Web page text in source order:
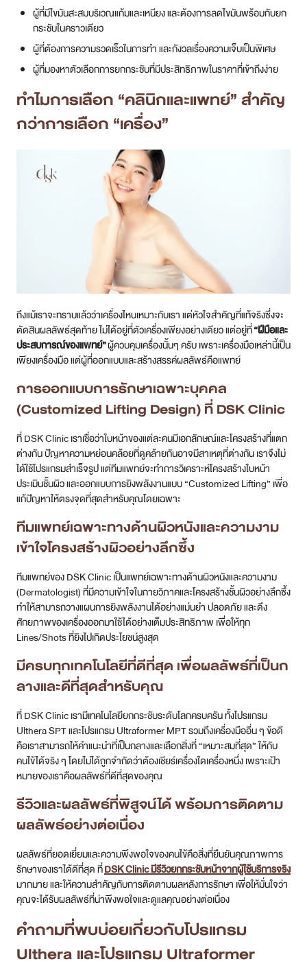
ผู้ที่มีไขมันสะสมบริเวณแก้มและเหนียง และต้องการลดไขมันพร้อมกับยก
กระชับในคราวเดียว
ผู้ที่ต้องการความรวดเร็วในการทำ และกังวลเรื่องความเจ็บเป็นพิเศษ
ผู้ที่มองหาตัวเลือกการยกกระชับที่มีประสิทธิภาพในราคาที่เข้าถึงง่าย
ทำไมการเลือก “คลินิกและแพทย์” สำคัญ
กว่าการเลือก “เครื่อง”
ถึงแม้เราจะทราบแล้วว่าเครื่องไหนเหมาะกับเรา แต่หัวใจสำคัญที่แท้จริงซึ่งจะ
ตัดสินผลลัพธ์สุดท้าย ไม่ได้อยู่ที่ตัวเครื่องเพียงอย่างเดียว แต่อยู่ที่“ฝีมือและ
ประสบการณ์ของแพทย์”ผู้ควบคุมเครื่องนั้นๆ ครับ เพราะเครื่องมือเหล่านี้เป็น
เพียงเครื่องมือ แต่ผู้ที่ออกแบบและสร้างสรรค์ผลลัพธ์คือแพทย์
การออกแบบการรักษาเฉพาะบุคคล
(Customized Lifting Design) ที่ DSK Clinic
ที่ DSK Clinic เราเชื่อว่าใบหน้าของแต่ละคนมีเอกลักษณ์และโครงสร้างที่แตก
ต่างกัน ปัญหาความหย่อนคล้อยที่ดูคล้ายกันอาจมีสาเหตุที่ต่างกัน เราจึงไม่
ได้ใช้โปรแกรมสำเร็จรูป แต่ทีมแพทย์จะทำการวิเคราะห์โครงสร้างใบหน้า
ประเมินชั้นผิว และออกแบบการยิงพลังงานแบบ “Customized Lifting” เพื่อ
แก้ปัญหาให้ตรงจุดที่สุดสำหรับคุณโดยเฉพาะ
ทีมแพทย์เฉพาะทางด้านผิวหนังและความงาม
เข้าใจโครงสร้างผิวอย่างลึกซึ้ง
ทีมแพทย์ของ DSK Clinic เป็นแพทย์เฉพาะทางด้านผิวหนังและความงาม
(Dermatologist) ที่มีความเข้าใจในกายวิภาคและโครงสร้างชั้นผิวอย่างลึกซึ้ง
ทำให้สามารถวางแผนการยิงพลังงานได้อย่างแม่นยำ ปลอดภัย และดึง
ศักยภาพของเครื่องออกมาใช้ได้อย่างเต็มประสิทธิภาพ เพื่อให้ทุก
Lines/Shots ที่ยิงไปเกิดประโยชน์สูงสุด
มีครบทุกเทคโนโลยีที่ดีที่สุด เพื่อผลลัพธ์ที่เป็นก
ลางและดีที่สุดสำหรับคุณ
ที่ DSK Clinic เรามีเทคโนโลยียกกระชับระดับโลกครบครัน ทั้งโปรแกรม
Ulthera SPT และโปรแกรม Ultraformer MPT รวมถึงเครื่องมืออื่น ๆ ข้อดี
คือเราสามารถให้คำแนะนำที่เป็นกลางและเลือกสิ่งที่ “เหมาะสมที่สุด” ให้กับ
คนไข้ได้จริง ๆ โดยไม่ได้ถูกจำกัดว่าต้องเชียร์เครื่องใดเครื่องหนึ่ง เพราะเป้า
หมายของเราคือผลลัพธ์ที่ดีที่สุดของคุณ
รีวิวและผลลัพธ์ที่พิสูจน์ได้ พร้อมการติดตาม
ผลลัพธ์อย่างต่อเนื่อง
ผลลัพธ์ที่ยอดเยี่ยมและความพึงพอใจของคนไข้คือสิ่งที่ยืนยันคุณภาพการ
รักษาของเราได้ดีที่สุด ที่DSK Clinic มีรีวิวยกกระชับหน้าจากผู้ใช้บริการจริง
มากมาย และให้ความสำคัญกับการติดตามผลหลังการรักษา เพื่อให้มั่นใจว่า
คุณจะได้รับผลลัพธ์ที่น่าพึงพอใจและดูแลคุณอย่างต่อเนื่อง
คำถามที่พบบ่อยเกี่ยวกับโปรแกรม
Ulthera และโปรแกรม Ultraformer